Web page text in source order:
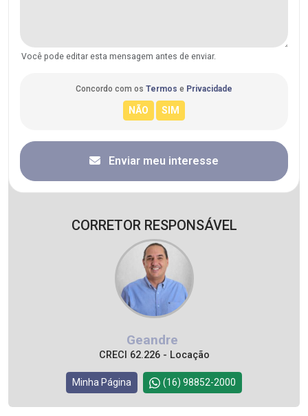
Você pode editar esta mensagem antes de enviar.
Concordo com os Termos e Privacidade
Enviar meu interesse
CORRETOR RESPONSÁVEL
Geandre
CRECI 62.226 - Locação
Minha Página (16) 98852-2000